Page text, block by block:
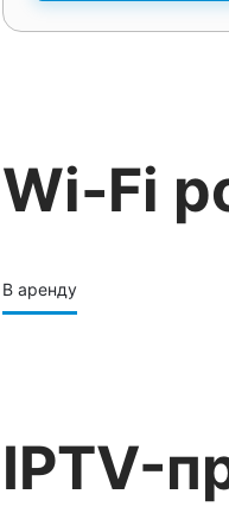
Wi-Fi
В аренду
IPTV-